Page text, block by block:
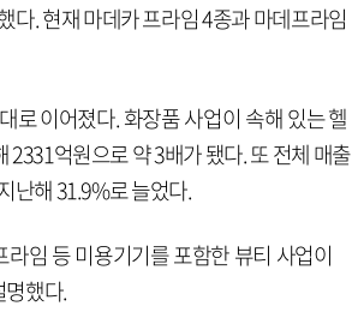
다. 현재 마데카 프라임 4종과 마데프라임
로 이어졌다. 화장품 사업이 속해 있는 헬
억원으로 약 3배가 됐다. 또 전체 매출
난해 31.9%로 늘었다.
임 등 미용기기를 포함한 뷰티 사업이
했다.